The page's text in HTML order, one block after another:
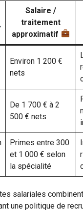
Salaire /
traitement
approximatif
Environ 1 200 €
nets
De 1 700 € à 2
500 € nets
Primes entre 300
et 1 000 € selon
la spécialité
salariales
une politique de